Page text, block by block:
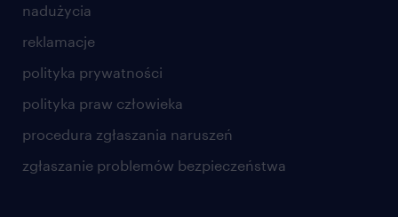
nadużycia
reklamacje
polityka prywatności
polityka praw człowieka
procedura zgłaszania naruszeń
zgłaszanie problemów bezpieczeństwa